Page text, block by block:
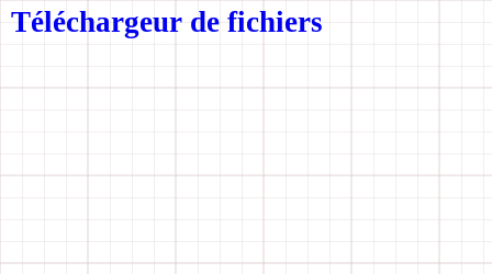
Téléchargeur de fichiers